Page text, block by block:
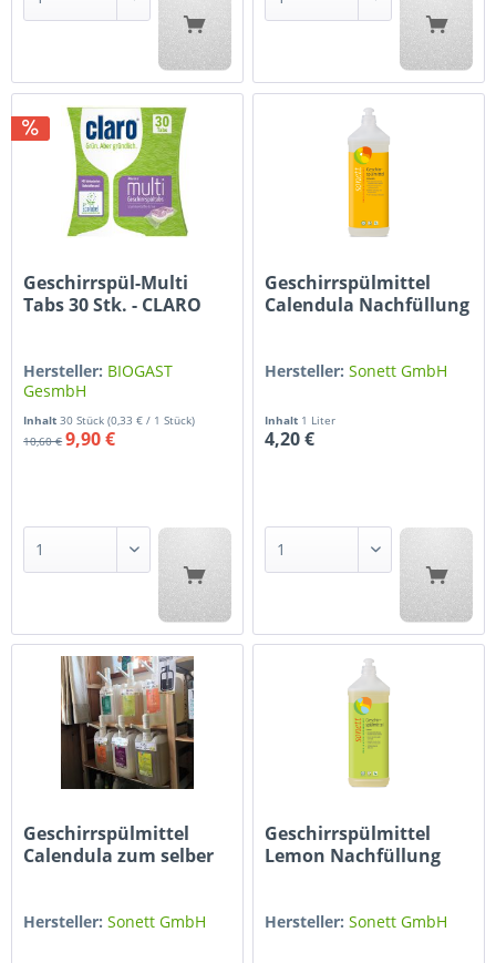
Geschirrspül-Multi
Tabs 30 Stk. - CLARO
Hersteller: BIOGAST
GesmbH
Inhalt30 Stück(0,33 € / 1 Stück)
10,60 € 9,90 €
Geschirrspülmittel
Calendula Nachfüllung
Hersteller: Sonett GmbH
Inhalt 1 Liter
4,20 €
Geschirrspülmittel
Calendula zum selber
Hersteller: Sonett GmbH
Geschirrspülmittel
Lemon Nachfüllung
Hersteller: Sonett GmbH